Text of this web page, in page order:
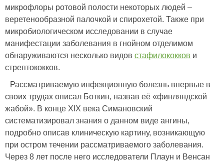
микрофлоры ротовой полости некоторых людей –
веретенообразной палочкой и спирохетой. Также при
микробиологическом исследовании в случае
манифестации заболевания в гнойном отделимом
обнаруживаются несколько видов стафилококков и
стрептококков.
Рассматриваемую инфекционную болезнь впервые в
своих трудах описал Боткин, назвав её «финляндской
жабой». В конце XIX века Симановский
систематизировал знания о данном виде ангины,
подробно описав клиническую картину, возникающую
при остром течении рассматриваемого заболевания.
Через 8 лет после него исследователи Плаун и Венсан